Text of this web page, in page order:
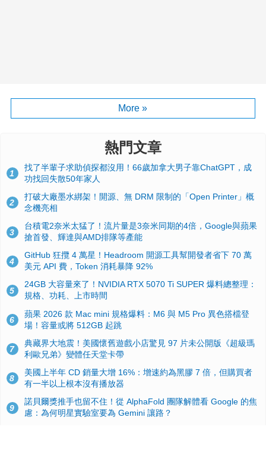
More »
熱門文章
1
找了半輩子求助偵探都沒用！66歲加拿大男子靠ChatGPT，成
功找回失散50年家人
2
打破大廠墨水綁架！開源、無 DRM 限制的「Open Printer」概
念機亮相
3
台積電2奈米太猛了！流片量是3奈米同期的4倍，Google與蘋果
搶首發、輝達與AMD排隊等產能
4
GitHub 狂攬 4 萬星！Headroom 開源工具幫開發者省下 70 萬
美元 API 費，Token 消耗暴降 92%
5
24GB 大容量來了！NVIDIA RTX 5070 Ti SUPER 爆料總整理：
規格、功耗、上市時間
6
蘋果 2026 款 Mac mini 規格爆料：M6 與 M5 Pro 異色搭檔登
場！容量或將 512GB 起跳
7
典藏界大地震！美國懷舊遊戲小店驚見 97 片未公開版《超級瑪
利歐兄弟》變體任天堂卡帶
8
美國上半年 CD 銷量大增 16%：增速約為黑膠 7 倍，但購買者
有一半以上根本沒有播放器
9
諾貝爾獎推手也留不住！從 AlphaFold 團隊解體看 Google 的焦
慮：為何明星實驗室要為 Gemini 讓路？